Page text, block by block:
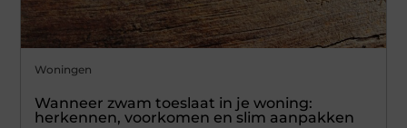
Woningen
Wanneer zwam toeslaat in je woning:
herkennen, voorkomen en slim aanpakken